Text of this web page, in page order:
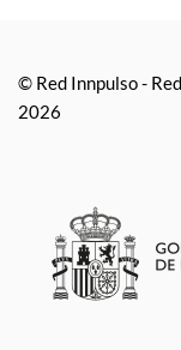
© Red Innpulso -
2026